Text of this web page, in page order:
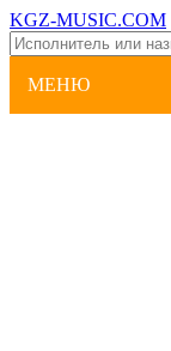
KGZ-MUSIC.COM
МЕНЮ